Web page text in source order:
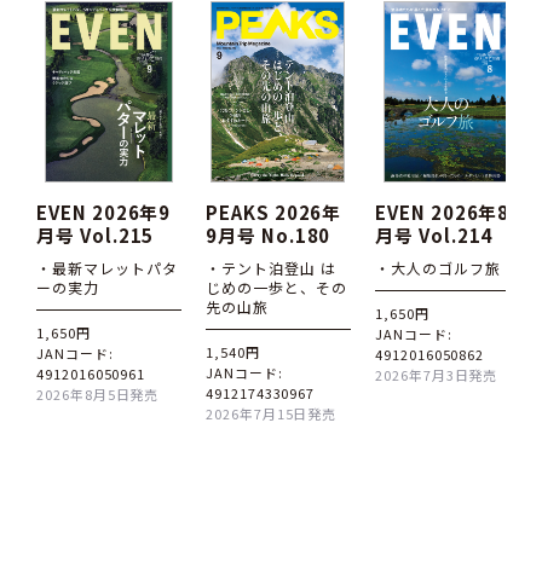
EVEN 2026年9
月号 Vol.215
・最新マレットパタ
ーの実力
1,650円
JANコード:
4912016050961
2026年8月5日発売
PEAKS 2026年
9月号 No.180
・テント泊登山 は
じめの一歩と、その
先の山旅
1,540円
JANコード:
4912174330967
2026年7月15日発売
EVEN 2026年8
月号 Vol.214
・大人のゴルフ旅
1,650円
JANコード:
4912016050862
2026年7月3日発売